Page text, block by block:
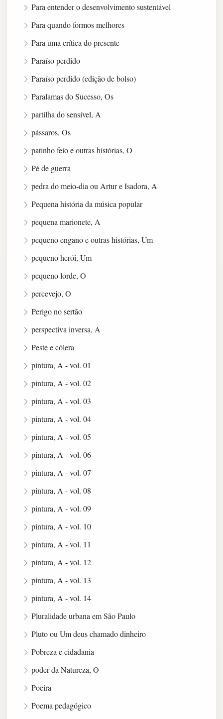
Para entender o desenvolvimento sustentável
Para quando formos melhores
Para uma crítica do presente
Paraíso perdido
Paraíso perdido (edição de bolso)
Paralamas do Sucesso, Os
partilha do sensível, A
pássaros, Os
patinho feio e outras histórias, O
Pé de guerra
pedra do meio-dia ou Artur e Isadora, A
Pequena história da música popular
pequena marionete, A
pequeno engano e outras histórias, Um
pequeno herói, Um
pequeno lorde, O
percevejo, O
Perigo no sertão
perspectiva inversa, A
Peste e cólera
pintura, A - vol. 01
pintura, A - vol. 02
pintura, A - vol. 03
pintura, A - vol. 04
pintura, A - vol. 05
pintura, A - vol. 06
pintura, A - vol. 07
pintura, A - vol. 08
pintura, A - vol. 09
pintura, A - vol. 10
pintura, A - vol. 11
pintura, A - vol. 12
pintura, A - vol. 13
pintura, A - vol. 14
Pluralidade urbana em São Paulo
Pluto ou Um deus chamado dinheiro
Pobreza e cidadania
poder da Natureza, O
Poeira
Poema pedagógico